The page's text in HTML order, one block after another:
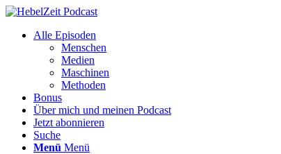
Alle Episoden
Menschen
Medien
Maschinen
Methoden
Bonus
Über mich und meinen Podcast
Jetzt abonnieren
Suche
Menü Menü